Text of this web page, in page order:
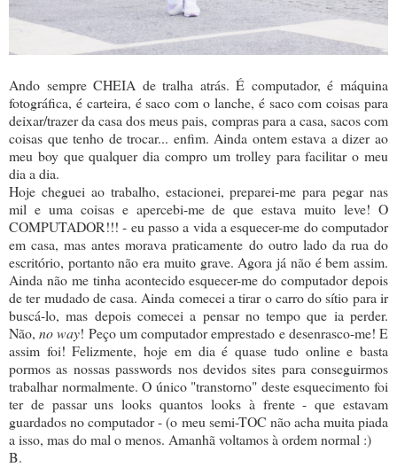
Ando sempre CHEIA de tralha atrás. É computador, é máquina
fotográfica, é carteira, é saco com o lanche, é saco com coisas para
deixar/trazer da casa dos meus pais, compras para a casa, sacos com
coisas que tenho de trocar... enfim. Ainda ontem estava a dizer ao
meu boy que qualquer dia compro um trolley para facilitar o meu
dia a dia.
Hoje cheguei ao trabalho, estacionei, preparei-me para pegar nas
mil e uma coisas e apercebi-me de que estava muito leve! O
COMPUTADOR!!! - eu passo a vida a esquecer-me do computador
em casa, mas antes morava praticamente do outro lado da rua do
escritório, portanto não era muito grave. Agora já não é bem assim.
Ainda não me tinha acontecido esquecer-me do computador depois
de ter mudado de casa. Ainda comecei a tirar o carro do sítio para ir
buscá-lo, mas depois comecei a pensar no tempo que ia perder.
Não, no way! Peço um computador emprestado e desenrasco-me! E
assim foi! Felizmente, hoje em dia é quase tudo online e basta
pormos as nossas passwords nos devidos sites para conseguirmos
trabalhar normalmente. O único "transtorno" deste esquecimento foi
ter de passar uns looks quantos looks à frente - que estavam
guardados no computador - (o meu semi-TOC não acha muita piada
a isso, mas do mal o menos. Amanhã voltamos à ordem normal :)
B.